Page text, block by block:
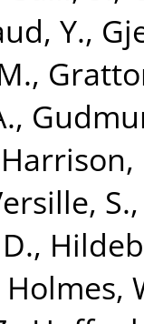
Y.,
,
,
Harrison,
S.
,
Holmes,